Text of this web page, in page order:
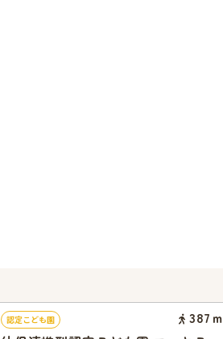
認定こども園 387 ｍ